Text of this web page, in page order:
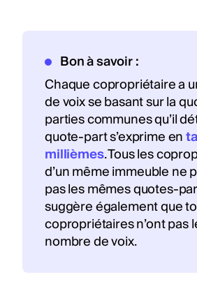
Bon à savoir :
Chaque copropriétaire a
de voix se basant sur la
parties communes qu’il
quote-part s’exprime en
millièmes. Tous les
d’un même immeuble ne
pas les mêmes quotes-
suggère également que
copropriétaires n’ont pas
nombre de voix.